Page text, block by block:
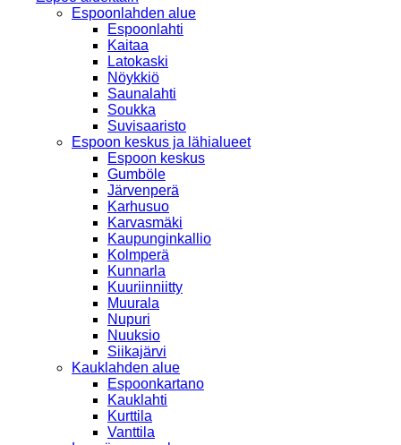
Espoonlahden alue
Espoonlahti
Kaitaa
Latokaski
Nöykkiö
Saunalahti
Soukka
Suvisaaristo
Espoon keskus ja lähialueet
Espoon keskus
Gumböle
Järvenperä
Karhusuo
Karvasmäki
Kaupunginkallio
Kolmperä
Kunnarla
Kuuriinniitty
Muurala
Nupuri
Nuuksio
Siikajärvi
Kauklahden alue
Espoonkartano
Kauklahti
Kurttila
Vanttila